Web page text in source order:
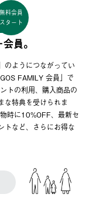
無料会員
スタート
員。
のようにつながってい
FAMILY 会員」で
トの利用、購入商品の
な特典を受けられま
時に10%OFF、最新セ
トなど、さらにお得な